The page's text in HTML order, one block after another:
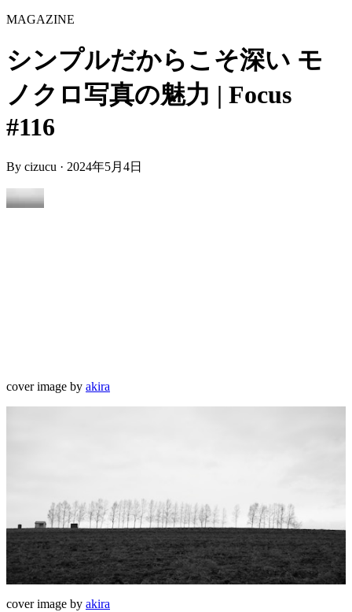
MAGAZINE
シンプルだからこそ深い モ
ノクロ写真の魅力 | Focus
#116
By cizucu · 2024年5月4日
cover image by akira
cover image by akira